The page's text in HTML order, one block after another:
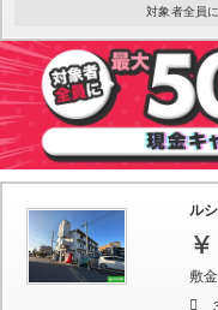
対象者全員に
ル
敷金